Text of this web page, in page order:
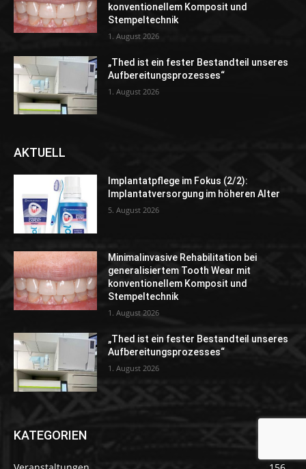
konventionellem Komposit und
Stempeltechnik
1. August 2026
„Thed ist ein fester Bestandteil unseres
Aufbereitungsprozesses“
1. August 2026
AKTUELL
Implantatpflege im Fokus (2/2):
Implantatversorgung im höheren Alter
5. August 2026
Minimalinvasive Rehabilitation bei
generalisiertem Tooth Wear mit
konventionellem Komposit und
Stempeltechnik
1. August 2026
„Thed ist ein fester Bestandteil unseres
Aufbereitungsprozesses“
1. August 2026
KATEGORIEN